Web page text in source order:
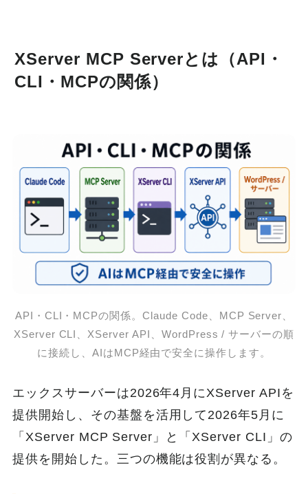
XServer MCP Serverとは（API・
CLI・MCPの関係）
API・CLI・MCPの関係。Claude Code、MCP Server、
XServer CLI、XServer API、WordPress / サーバーの順
に接続し、AIはMCP経由で安全に操作します。
エックスサーバーは2026年4月にXServer APIを
提供開始し、その基盤を活用して2026年5月に
「XServer MCP Server」と「XServer CLI」の
提供を開始した。三つの機能は役割が異なる。